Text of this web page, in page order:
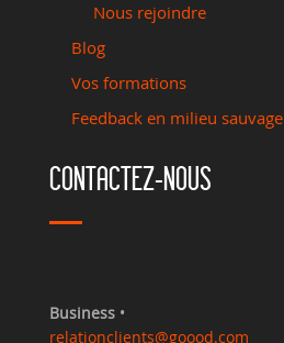
Nous rejoindre
Blog
Vos formations
Feedback en milieu sauvage
CONTACTEZ-NOUS
Business •
relationclients@goood.com